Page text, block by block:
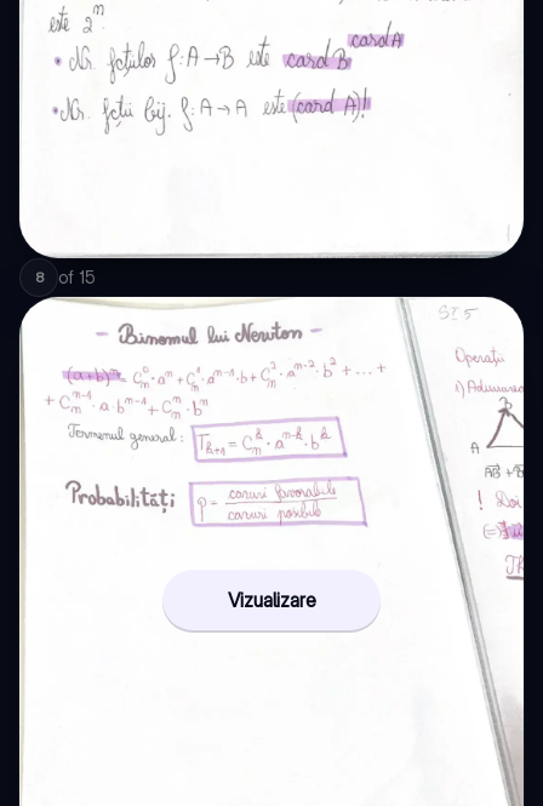
8 of 15
Vizualizare